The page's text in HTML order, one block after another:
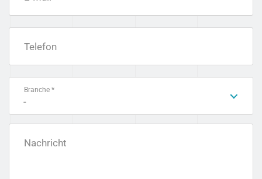
Telefon
Branche *
-
Nachricht